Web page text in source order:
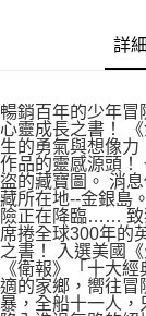
詳
暢銷百年的少年冒
心靈成長之書！
生的勇氣與想像力
作品的靈感源頭！
盜的藏寶圖。 消
藏所在地--金銀島
險正在降臨…… 致
席捲全球300年的
之書！ 入選美國
《衛報》「十大
適的家鄉，嚮往冒
暴，全船十一人，